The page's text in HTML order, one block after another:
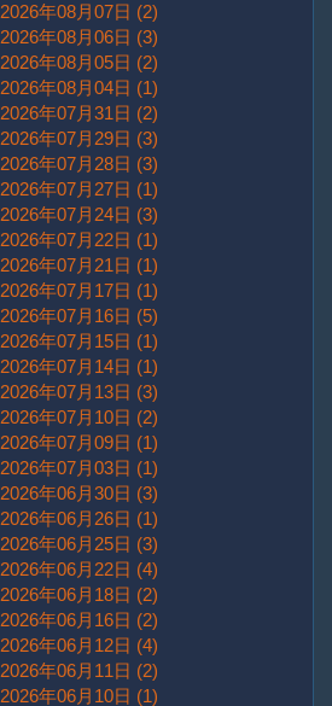
2026年08月07日 (2)
2026年08月06日 (3)
2026年08月05日 (2)
2026年08月04日 (1)
2026年07月31日 (2)
2026年07月29日 (3)
2026年07月28日 (3)
2026年07月27日 (1)
2026年07月24日 (3)
2026年07月22日 (1)
2026年07月21日 (1)
2026年07月17日 (1)
2026年07月16日 (5)
2026年07月15日 (1)
2026年07月14日 (1)
2026年07月13日 (3)
2026年07月10日 (2)
2026年07月09日 (1)
2026年07月03日 (1)
2026年06月30日 (3)
2026年06月26日 (1)
2026年06月25日 (3)
2026年06月22日 (4)
2026年06月18日 (2)
2026年06月16日 (2)
2026年06月12日 (4)
2026年06月11日 (2)
2026年06月10日 (1)